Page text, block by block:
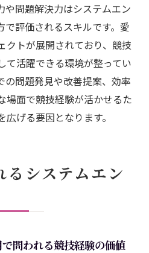
や問題解決力はシステムエン
で評価されるスキルです。愛
クトが展開されており、競技
て活躍できる環境が整ってい
の問題発見や改善提案、効率
場面で競技経験が活かせるた
げる要因となります。
るシステムエン
問われる競技経験の価値